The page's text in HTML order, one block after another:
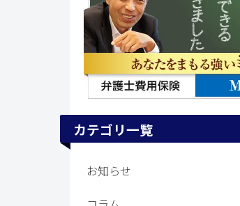
カテゴリ一覧
お知らせ